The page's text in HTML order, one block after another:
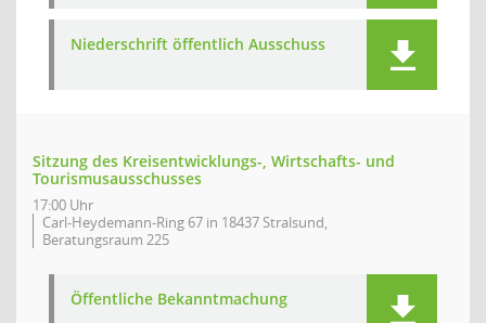
Niederschrift öffentlich Ausschuss
Sitzung des Kreisentwicklungs-, Wirtschafts- und
Tourismusausschusses
17:00 Uhr
Carl-Heydemann-Ring 67 in 18437 Stralsund,
Beratungsraum 225
Öffentliche Bekanntmachung